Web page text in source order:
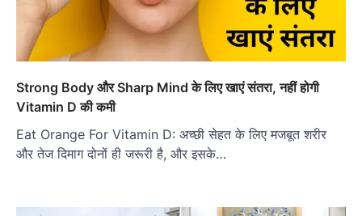
Strong Body और Sharp Mind के लिए खाएं संतरा, नहीं होगी
Vitamin D की कमी
Eat Orange For Vitamin D: अच्छी सेहत के लिए मजबूत शरीर
और तेज दिमाग दोनों ही जरूरी है, और इसके…